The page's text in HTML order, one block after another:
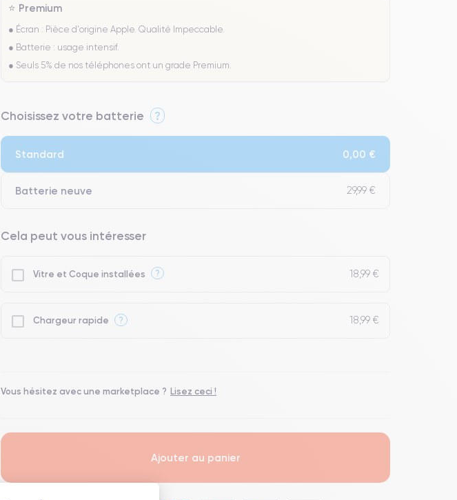
⭐ Premium
● Écran : Pièce d'origine Apple. Qualité Impeccable.
● Batterie : usage intensif.
● Seuls 5% de nos téléphones ont un grade Premium.
Choisissez votre batterie ?
Standard 0,00 €
Batterie neuve 29,99 €
Cela peut vous intéresser
Vitre et Coque installées ? 18,99 €
Chargeur rapide ? 18,99 €
Vous hésitez avec une marketplace ? Lisez ceci !
Ajouter au panier